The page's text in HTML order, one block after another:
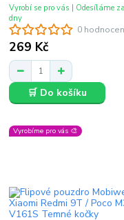
0
269 Kč
Vyrobí se pro vás | Odesíláme
dny
🛒 Do košíku
Vyrobíme pro vás 🎨